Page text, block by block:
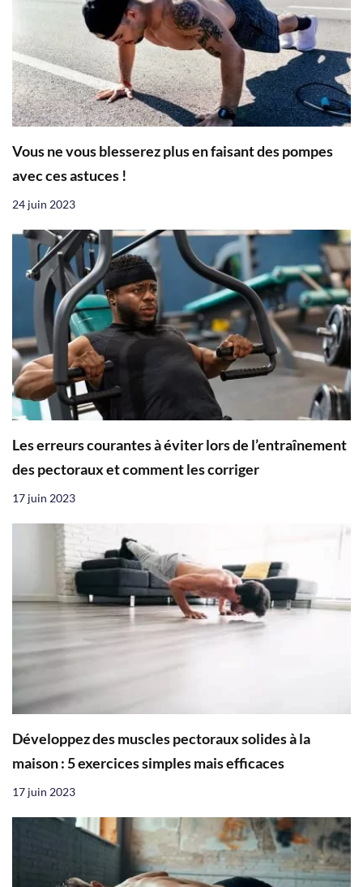
Vous ne vous blesserez plus en faisant des pompes
avec ces astuces !
24 juin 2023
Les erreurs courantes à éviter lors de l’entraînement
des pectoraux et comment les corriger
17 juin 2023
Développez des muscles pectoraux solides à la
maison : 5 exercices simples mais efficaces
17 juin 2023